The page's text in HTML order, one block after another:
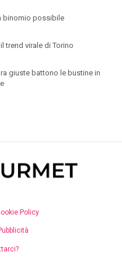
binomio possibile
trend virale di Torino
giuste battono le bustine in
Policy